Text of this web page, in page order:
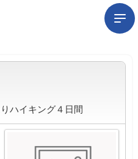
ハイキング４日間